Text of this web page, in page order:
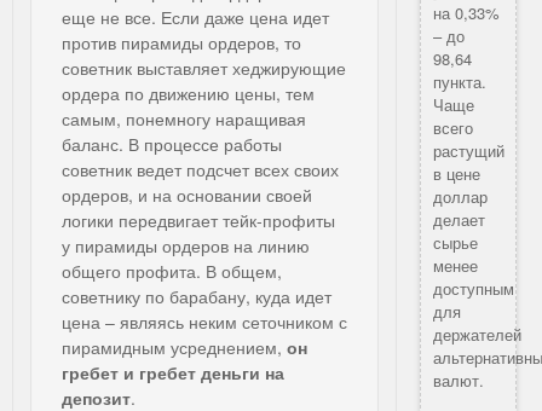
еще не все. Если даже цена идет
против пирамиды ордеров, то
советник выставляет хеджирующие
ордера по движению цены, тем
самым, понемногу наращивая
баланс. В процессе работы
советник ведет подсчет всех своих
ордеров, и на основании своей
логики передвигает тейк-профиты
у пирамиды ордеров на линию
общего профита. В общем,
советнику по барабану, куда идет
цена – являясь неким сеточником с
пирамидным усреднением, он
гребет и гребет деньги на
депозит.
на 0,33%
– до
98,64
пункта.
Чаще
всего
растущий
в цене
доллар
делает
сырье
менее
доступным
для
держателей
валют.